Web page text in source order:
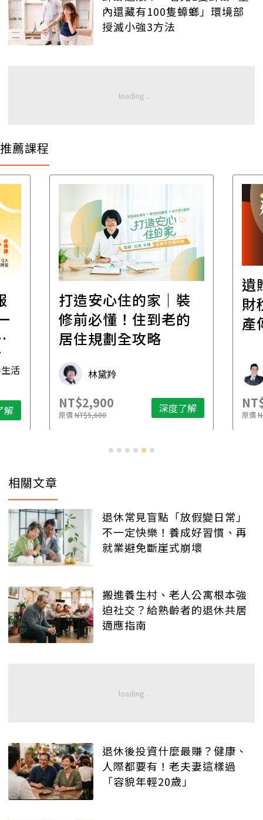
內還藏有100隻蟑螂」環境部
授滅小強3方法
推薦課程
活
解
打造安心住的家｜裝
修前必懂！住到老的
居住規劃全攻略
林黛羚
NT$2,900
原價NT$5,600 深度了解
遺
財
產
原價
相關文章
退休常見盲點「放假變日常」
不一定快樂！養成好習慣、再
就業避免斷崖式崩壞
搬進養生村、老人公寓根本強
迫社交？給熟齡者的退休共居
適應指南
退休後投資什麼最賺？健康、
人際都要有！老夫妻這樣過
「容貌年輕20歲」